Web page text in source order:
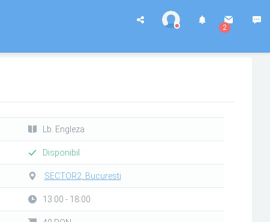
2
Lb. Engleza
Disponibil
SECTOR2, Bucuresti
13:00 - 18:00